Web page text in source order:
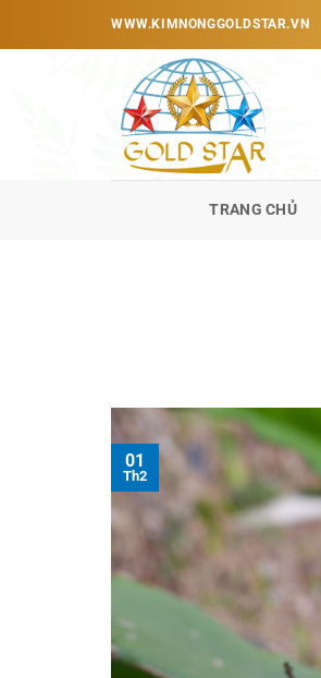
WWW.KIMNONGGOLDSTAR.VN
TRANG CHỦ
01
Th2